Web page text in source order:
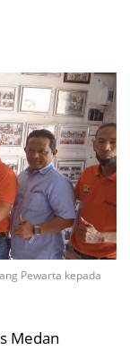
Pewarta kepada
Medan